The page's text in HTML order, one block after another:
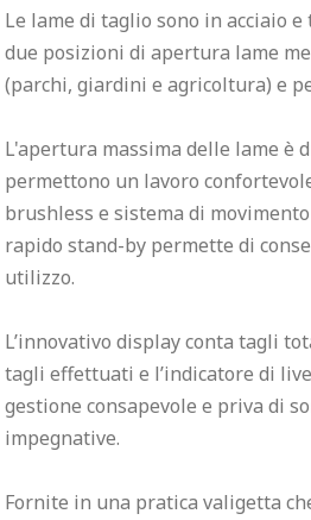
Le lame di taglio sono in acciaio
due posizioni di apertura lame
(parchi, giardini e agricoltura) e
L'apertura massima delle lame è
permettono un lavoro
brushless e sistema di
rapido stand-by permette di
utilizzo.
L’innovativo display conta tagli
tagli effettuati e l’indicatore di
gestione consapevole e priva di
impegnative.
Fornite in una pratica valigetta